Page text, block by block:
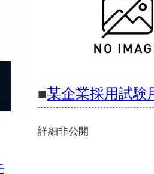
■某企業採用試験
詳細非公開